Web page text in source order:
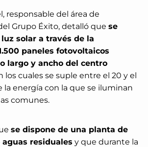
responsable del área de
Grupo Éxito, detalló que se
solar a través de la
paneles fotovoltaicos
largo y ancho del centro
los cuales se suple entre el 20 y el
la energía con la que se iluminan
comunes.
se dispone de una planta de
residuales y que durante la